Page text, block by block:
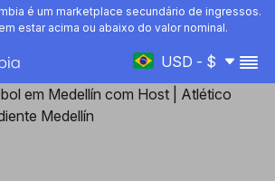
é um marketplace secundário de ingressos.
estar acima ou abaixo do valor nominal.
USD - $